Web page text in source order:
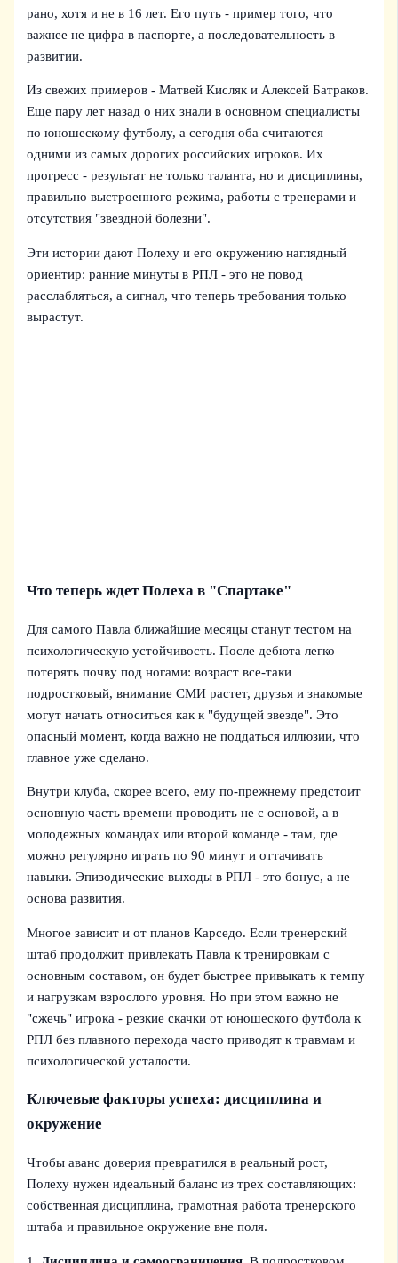
рано, хотя и не в 16 лет. Его путь - пример того, что
важнее не цифра в паспорте, а последовательность в
развитии.
Из свежих примеров - Матвей Кисляк и Алексей Батраков.
Еще пару лет назад о них знали в основном специалисты
по юношескому футболу, а сегодня оба считаются
одними из самых дорогих российских игроков. Их
прогресс - результат не только таланта, но и дисциплины,
правильно выстроенного режима, работы с тренерами и
отсутствия "звездной болезни".
Эти истории дают Полеху и его окружению наглядный
ориентир: ранние минуты в РПЛ - это не повод
расслабляться, а сигнал, что теперь требования только
вырастут.
Что теперь ждет Полеха в "Спартаке"
Для самого Павла ближайшие месяцы станут тестом на
психологическую устойчивость. После дебюта легко
потерять почву под ногами: возраст все-таки
подростковый, внимание СМИ растет, друзья и знакомые
могут начать относиться как к "будущей звезде". Это
опасный момент, когда важно не поддаться иллюзии, что
главное уже сделано.
Внутри клуба, скорее всего, ему по‑прежнему предстоит
основную часть времени проводить не с основой, а в
молодежных командах или второй команде - там, где
можно регулярно играть по 90 минут и оттачивать
навыки. Эпизодические выходы в РПЛ - это бонус, а не
основа развития.
Многое зависит и от планов Карседо. Если тренерский
штаб продолжит привлекать Павла к тренировкам с
основным составом, он будет быстрее привыкать к темпу
и нагрузкам взрослого уровня. Но при этом важно не
"сжечь" игрока - резкие скачки от юношеского футбола к
РПЛ без плавного перехода часто приводят к травмам и
психологической усталости.
Ключевые факторы успеха: дисциплина и
окружение
Чтобы аванс доверия превратился в реальный рост,
Полеху нужен идеальный баланс из трех составляющих:
собственная дисциплина, грамотная работа тренерского
штаба и правильное окружение вне поля.